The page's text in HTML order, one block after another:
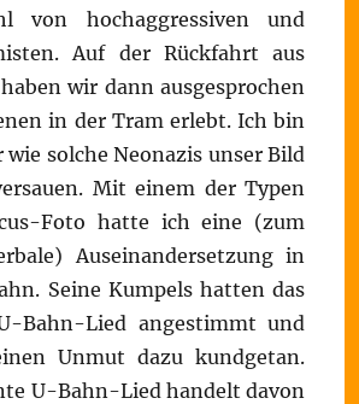
von hochaggressiven und
Auf der Rückfahrt aus
wir dann ausgesprochen
in der Tram erlebt. Ich bin
wie solche Neonazis unser Bild
Mit einem der Typen
Foto hatte ich eine (zum
Auseinandersetzung in
Seine Kumpels hatten das
Bahn-Lied angestimmt und
Unmut dazu kundgetan.
U-Bahn-Lied handelt davon